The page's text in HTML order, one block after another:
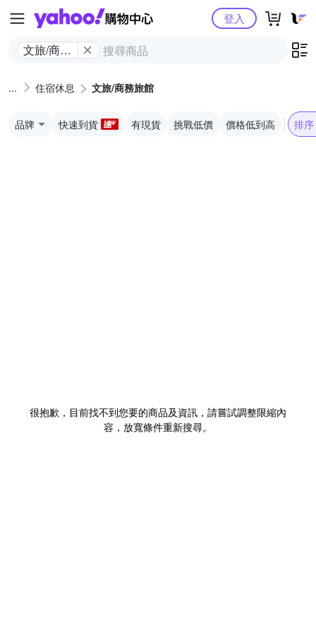
Yahoo購物中心
文旅/商務
登入
住宿休息 文旅/商務旅館
品牌 快速到貨 有現貨 挑戰低價 價格低到高 排序
很抱歉，目前找不到您要的商品及資訊，請嘗試調整限縮內
容，放寬條件重新搜尋。